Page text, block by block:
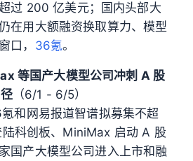
过 200 亿美元；国内头部大
在用大额融资换取算力、模型
口， 36氪。
等国产大模型公司冲刺 A 股
（6/1 - 6/5）
和网易报道智谱拟募集不超
科创板、MiniMax 启动 A 股
国产大模型公司进入上市和融